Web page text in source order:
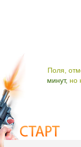
Поля,
минут, но